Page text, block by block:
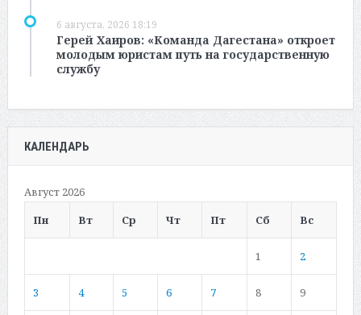
6 августа, 2026 18:19
Герей Хаиров: «Команда Дагестана» откроет
молодым юристам путь на государственную
службу
КАЛЕНДАРЬ
Август 2026
Пн
Вт Ср Чт Пт Сб Вс
1 2
3 4 5 6 7 8 9